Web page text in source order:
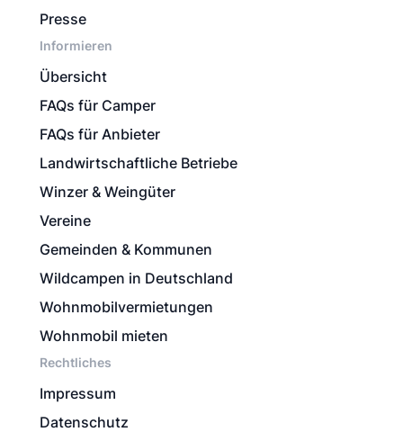
Presse
Informieren
Übersicht
FAQs für Camper
FAQs für Anbieter
Landwirtschaftliche Betriebe
Winzer & Weingüter
Vereine
Gemeinden & Kommunen
Wildcampen in Deutschland
Wohnmobilvermietungen
Wohnmobil mieten
Rechtliches
Impressum
Datenschutz